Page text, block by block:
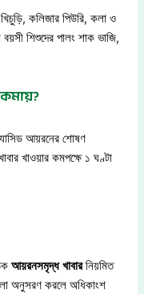
কলিজার পিউরি, কলা ও
শিশুদের পালং শাক ভাজি,
আয়রনের শোষণ
খাওয়ার কমপক্ষে ১ ঘণ্টা
আয়রনসমৃদ্ধ খাবারনিয়মিত
অনুসরণ করলে অধিকাংশ